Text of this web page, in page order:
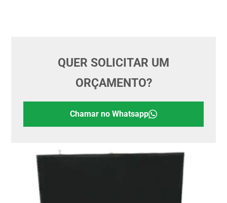
QUER SOLICITAR UM
ORÇAMENTO?
Chamar no Whatsapp